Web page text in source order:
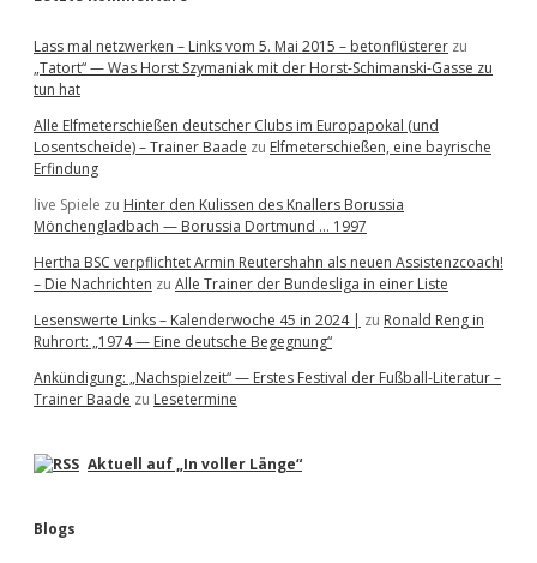
Lass mal netzwerken – Links vom 5. Mai 2015 – betonflüsterer zu
„Tatort“ — Was Horst Szymaniak mit der Horst-Schimanski-Gasse zu
tun hat
Alle Elfmeterschießen deutscher Clubs im Europapokal (und
Losentscheide) – Trainer Baade zu Elfmeterschießen, eine bayrische
Erfindung
live Spiele zu Hinter den Kulissen des Knallers Borussia
Mönchengladbach — Borussia Dortmund … 1997
Hertha BSC verpflichtet Armin Reutershahn als neuen Assistenzcoach!
– Die Nachrichten zu Alle Trainer der Bundesliga in einer Liste
Lesenswerte Links – Kalenderwoche 45 in 2024 | zu Ronald Reng in
Ruhrort: „1974 — Eine deutsche Begegnung“
Ankündigung: „Nachspielzeit“ — Erstes Festival der Fußball-Literatur –
Trainer Baade zu Lesetermine
Aktuell auf „In voller Länge“
Blogs